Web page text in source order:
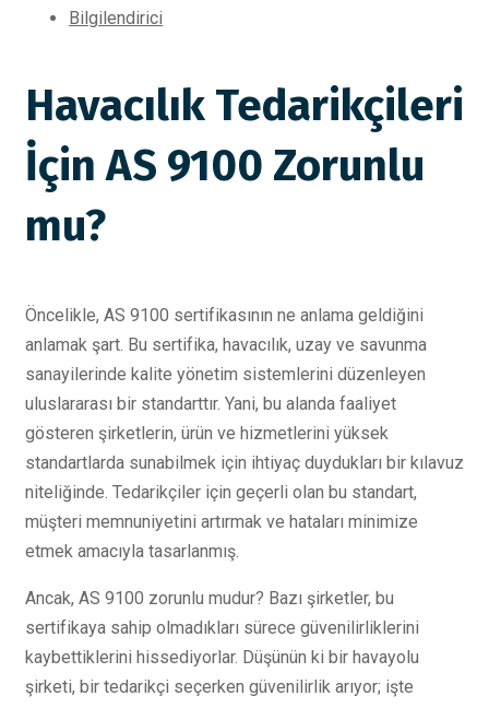
Bilgilendirici
Havacılık Tedarikçileri
İçin AS 9100 Zorunlu
mu?
Öncelikle, AS 9100 sertifikasının ne anlama geldiğini
anlamak şart. Bu sertifika, havacılık, uzay ve savunma
sanayilerinde kalite yönetim sistemlerini düzenleyen
uluslararası bir standarttır. Yani, bu alanda faaliyet
gösteren şirketlerin, ürün ve hizmetlerini yüksek
standartlarda sunabilmek için ihtiyaç duydukları bir kılavuz
niteliğinde. Tedarikçiler için geçerli olan bu standart,
müşteri memnuniyetini artırmak ve hataları minimize
etmek amacıyla tasarlanmış.
Ancak, AS 9100 zorunlu mudur? Bazı şirketler, bu
sertifikaya sahip olmadıkları sürece güvenilirliklerini
kaybettiklerini hissediyorlar. Düşünün ki bir havayolu
şirketi, bir tedarikçi seçerken güvenilirlik arıyor; işte